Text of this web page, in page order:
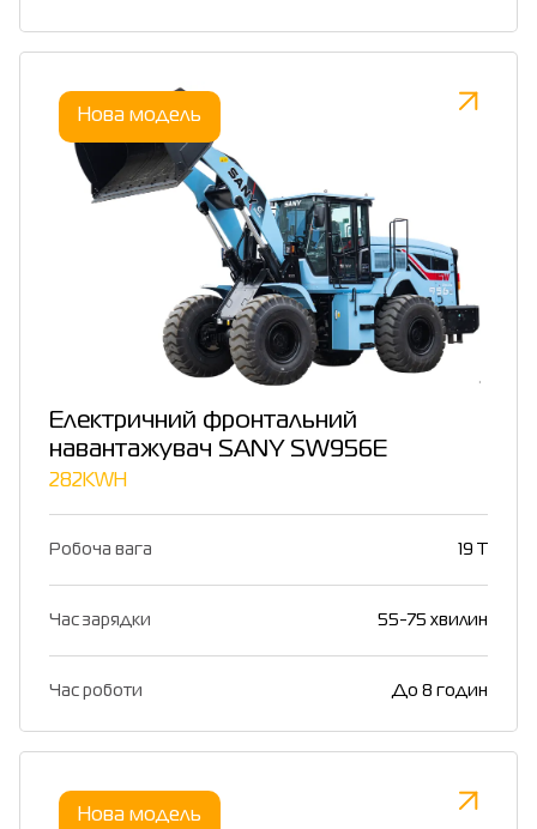
Нова модель
Електричний фронтальний
навантажувач SANY SW956E
282KWH
Робоча вага 19 T
Час зарядки 55-75 хвилин
Час роботи До 8 годин
Нова модель